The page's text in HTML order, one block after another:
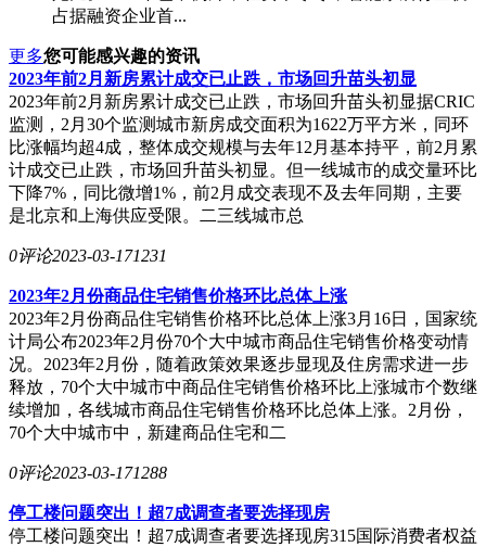
占据融资企业首...
更多您可能感兴趣的资讯
2023年前2月新房累计成交已止跌，市场回升苗头初显
2023年前2月新房累计成交已止跌，市场回升苗头初显据CRIC
监测，2月30个监测城市新房成交面积为1622万平方米，同环
比涨幅均超4成，整体成交规模与去年12月基本持平，前2月累
计成交已止跌，市场回升苗头初显。但一线城市的成交量环比
下降7%，同比微增1%，前2月成交表现不及去年同期，主要
是北京和上海供应受限。二三线城市总
0评论2023-03-171231
2023年2月份商品住宅销售价格环比总体上涨
2023年2月份商品住宅销售价格环比总体上涨3月16日，国家统
计局公布2023年2月份70个大中城市商品住宅销售价格变动情
况。2023年2月份，随着政策效果逐步显现及住房需求进一步
释放，70个大中城市中商品住宅销售价格环比上涨城市个数继
续增加，各线城市商品住宅销售价格环比总体上涨。2月份，
70个大中城市中，新建商品住宅和二
0评论2023-03-171288
停工楼问题突出！超7成调查者要选择现房
停工楼问题突出！超7成调查者要选择现房315国际消费者权益